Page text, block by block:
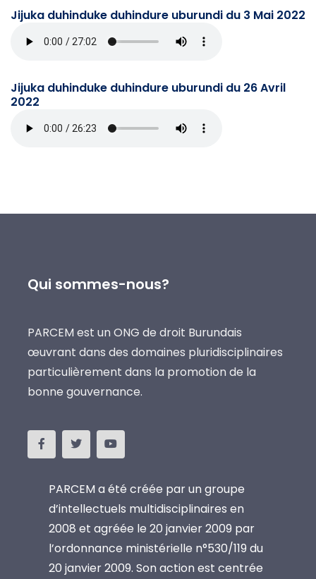
Jijuka duhinduke duhindure uburundi du 3 Mai 2022
Jijuka duhinduke duhindure uburundi du 26 Avril
2022
Qui sommes-nous?
PARCEM est un ONG de droit Burundais
œuvrant dans des domaines pluridisciplinaires
particulièrement dans la promotion de la
bonne gouvernance.
PARCEM a été créée par un groupe
d’intellectuels multidisciplinaires en
2008 et agréée le 20 janvier 2009 par
l’ordonnance ministérielle n°530/119 du
20 janvier 2009. Son action est centrée